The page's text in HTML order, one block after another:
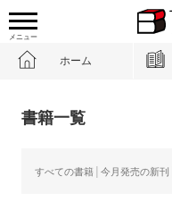
メニュー
ホーム
書籍一覧
すべての書籍 今月発売の新刊